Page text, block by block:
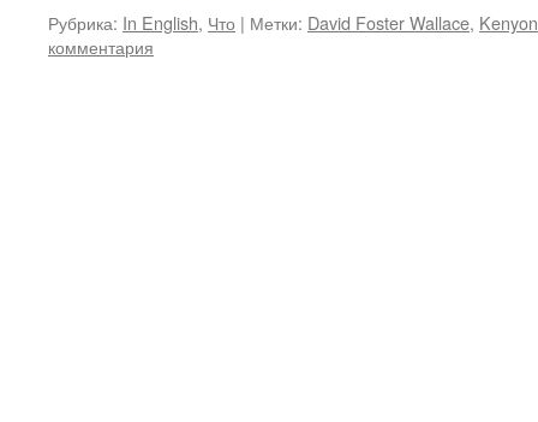
Рубрика: In English, Что | Метки: David Foster Wallace,
комментария